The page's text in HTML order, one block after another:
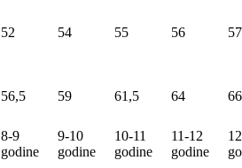
52 54 55 56 57
56,5 59 61,5 64 66
8-9
godine
9-10
godine
10-11
godine
11-12
godine